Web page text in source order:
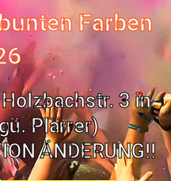
Farben
3 in
Plärrer)
ÄNDERUNG!!